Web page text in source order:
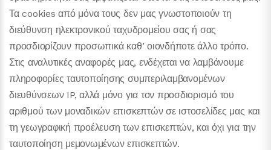
Τα cookies από μόνα τους δεν μας γνωστοποιούν τη
διεύθυνση ηλεκτρονικού ταχυδρομείου σας ή σας
προσδιορίζουν προσωπικά καθ’ οιονδήποτε άλλο τρόπο.
Στις αναλυτικές αναφορές μας, ενδέχεται να λαμβάνουμε
πληροφορίες ταυτοποίησης συμπεριλαμβανομένων
διευθύνσεων IP, αλλά μόνο για τον προσδιορισμό του
αριθμού των μοναδικών επισκεπτών σε ιστοσελίδες μας και
τη γεωγραφική προέλευση των επισκεπτών, και όχι για την
ταυτοποίηση μεμονωμένων επισκεπτών.